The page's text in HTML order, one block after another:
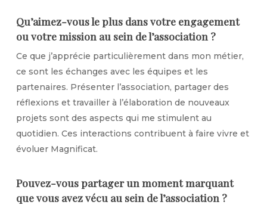
Qu’aimez-vous le plus dans votre engagement
ou votre mission au sein de l’association ?
Ce que j’apprécie particulièrement dans mon métier,
ce sont les échanges avec les équipes et les
partenaires. Présenter l’association, partager des
réflexions et travailler à l’élaboration de nouveaux
projets sont des aspects qui me stimulent au
quotidien. Ces interactions contribuent à faire vivre et
évoluer Magnificat.
Pouvez-vous partager un moment marquant
que vous avez vécu au sein de l’association ?